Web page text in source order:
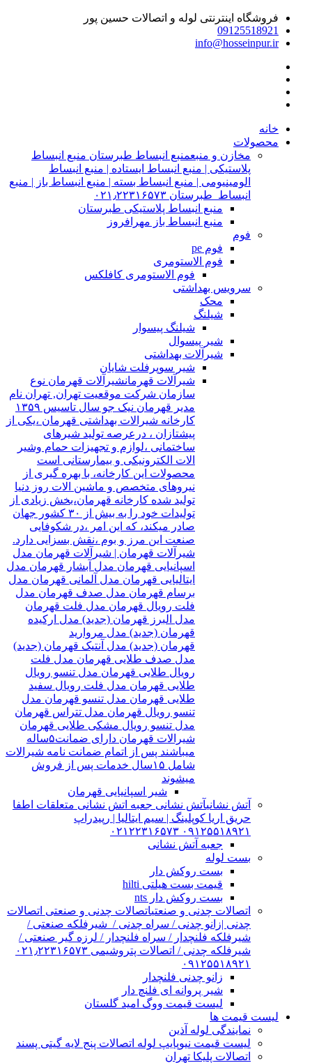
فروشگاه اینترنتی لوله و اتصالات حسین پور
09125518921
info@hosseinpur.ir
خانه
محصولات
مخازن و منبعمنبع انبساط طبرستان منبع انبساط
پلاستیکی | منبع انبساط ایستاده | منبع انبساط
الومینیومی | منبع انبساط بسته | منبع انبساط باز | منبع
انبساط طبرستان ۰۲۱٫۲۲۳۱۶۵۷۳
منبع انبساط پلاستیکی طبرستان
منبع انبساط باز مهرافروز
فوم
فوم pe
فوم الاستومری
فوم الاستومری کافلکس
سرویس بهداشتی
محک
شیلنگ
شیلنگ پیسوار
شیر پیسوال
شیرآلات بهداشتی
شیر سوپرفلت شایان
شیرآلات قهرمانشیرآلات قهرمان نوع
سازمان شرکت موقعیت تهران, تهران نام
مدیر قهرمان نیک جو سال تاسیس ۱۳۵۹
کارخانه شیرالات بهداشتی قهرمان ،یکی از
پیشتازان ، درعرصه تولید شیرهای
ساختمانی ،لوازم و تجهیزات حمام وشیر
الات الکترونیکی و بیمارستانی است
محصولات این کارخانه، با بهره گیری از
نیروهای متخصص و ماشین الات روز دنیا
تولید شده کارخانه قهرمان،بخش زیادی از
تولیدات خود را به بیش از ۳۰ کشور جهان
صادر میکند، که این امر ،در شکوفایی
صنعت این مرز و بوم ،نقش بسزایی دارد.
شیرآلات قهرمان | شیرآلات قهرمان مدل
اسپانیایی قهرمان مدل آبشار قهرمان مدل
ایتالیایی قهرمان مدل آلمانی قهرمان مدل
برسام قهرمان مدل صدف قهرمان مدل
فلت رویال قهرمان مدل فلت قهرمان
مدل البرز قهرمان (جدید) مدل ارکیده
قهرمان (جدید) مدل مروارید
قهرمان (جدید) مدل آنتیک قهرمان (جدید)
مدل صدف طلایی قهرمان مدل فلت
رویال طلایی قهرمان مدل تنسو رویال
طلایی قهرمان مدل فلت رویال سفید
طلایی قهرمان مدل تنسو قهرمان مدل
تنسو رویال قهرمان مدل تتراس قهرمان
مدل تنسو رویال مشکی طلایی قهرمان
شیرالات قهرمان دارای ضمانت۵ساله
میباشند پس از اتمام ضمانت نامه شیرالات
شامل ۱۵سال خدمات پس از فروش
میشوند
شیر اسپانیایی قهرمان
آتش نشانیآتش نشانی جعبه اتش نشانی متعلقات اطفا
حریق اریا کوپلینگ | سیم ایتالیا | رپیدراپ
۰۹۱۲۵۵۱۸۹۲۱ ۰۲۱۲۲۳۱۶۵۷۳
جعبه آتش نشانی
بست لوله
بست روکش دار
قیمت بست هیلتی hilti
بست روکش دار nts
اتصالات چدنی و صنعتیاتصالات چدنی و صنعتی اتصالات
چدنی |زانو چدنی / سراه چدنی / شیرفلکه صنعتی /
شیرفلکه فلنچدار / سراه فلنچدار / لرزه گیر صنعتی /
شیرفلکه چدنی / اتصالات پتروشیمی ۰۲۱٫۲۲۳۱۶۵۷۳
۰۹۱۲۵۵۱۸۹۲۱
زانو چدنی فلنچدار
شیر پروانه ای فلنچ دار
لیست قیمت ووگ امید گلستان
لیست قیمت ها
نمایندگی لوله آذین
لیست قیمت نیوپایپ لوله اتصالات پنج لایه گیتی پسند
اتصالات پلیکا تهران